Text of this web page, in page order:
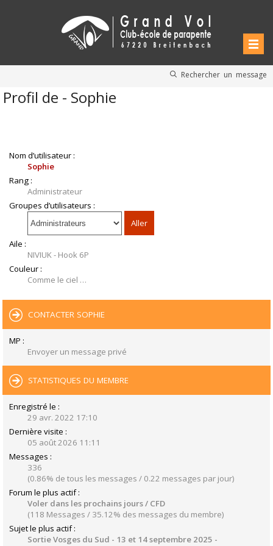
Rechercher un message
Profil de - Sophie
Nom d’utilisateur :
Sophie
Rang :
Administrateur
Groupes d’utilisateurs :
Aile :
NIVIUK - Hook 6P
Couleur :
Comme le ciel …
CONTACTER SOPHIE
MP :
Envoyer un message privé
STATISTIQUES DU MEMBRE
Enregistré le :
29 avr. 2022 17:10
Dernière visite :
05 août 2026 11:11
Messages :
336
(0.86% de tous les messages / 0.22 messages par jour)
Forum le plus actif :
Voler dans les prochains jours / CFD
(118 Messages / 35.12% des messages du membre)
Sujet le plus actif :
Sortie Vosges du Sud - 13 et 14 septembre 2025 -